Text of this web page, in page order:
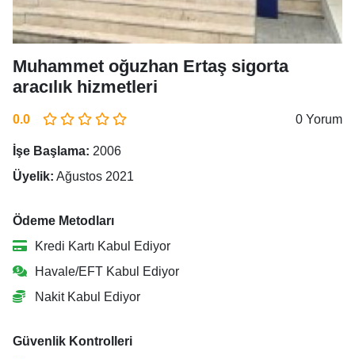
Muhammet oğuzhan Ertaş sigorta
aracılık hizmetleri
0.0 0 Yorum
İşe Başlama: 2006
Üyelik: Ağustos 2021
Ödeme Metodları
Kredi Kartı Kabul Ediyor
Havale/EFT Kabul Ediyor
Nakit Kabul Ediyor
Güvenlik Kontrolleri